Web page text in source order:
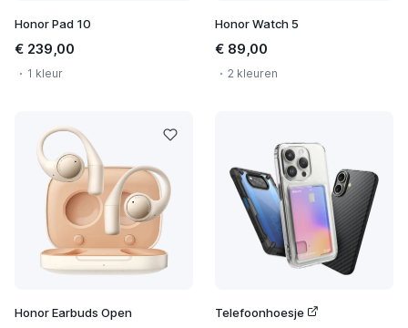
Honor Pad 10
€ 239,00
1 kleur
Honor Watch 5
€ 89,00
2 kleuren
Honor Earbuds Open Telefoonhoesje